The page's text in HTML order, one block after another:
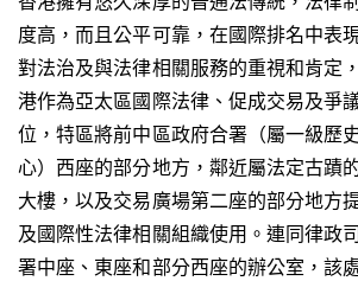
度高，而且公平可靠，在國際排名中表
對法治及與法律相關服務的重視和肯定
港作為亞太區國際法律、促成交易及爭
位，特區將前中區政府合署（屬一級歷
心）西座的部分地方，鄰近屬法定古蹟
大樓，以及交易廣場第二座的部分地方
及國際性法律相關組織使用。連同律政
署中座、東座和部分西座的辦公室，該